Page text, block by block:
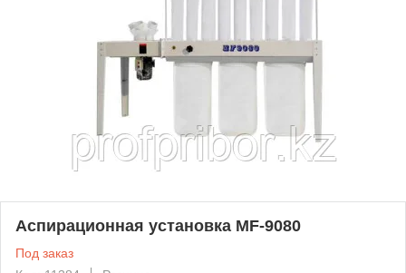
Аспирационная установка MF-9080
Под заказ